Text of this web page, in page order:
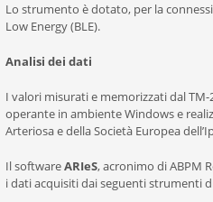
Lo strumento è dotato, per la
Low Energy (BLE).
Analisi dei dati
I valori misurati e memorizzati dal
operante in ambiente Windows e
Arteriosa e della Società Europea
Il softwareARIeS, acronimo di ABPM
i dati acquisiti dai seguenti strumenti